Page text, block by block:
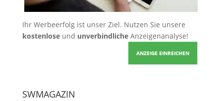
Ihr Werbeerfolg ist unser Ziel. Nutzen Sie unsere
kostenloseund unverbindlicheAnzeigenanalyse!
ANZEIGE EINREICHEN
SWMAGAZIN